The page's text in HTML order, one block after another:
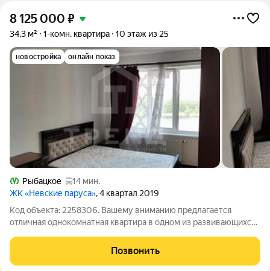
8 125 000 ₽
34,3 м² 1-комн. квартира 10 этаж из 25
новостройка онлайн показ
Рыбацкое
14 мин.
ЖК «Невские паруса», 4 квартал 2019
Код объекта: 2258306. Вашему вниманию предлагается
отличная однокомнатная квартира в одном из развивающихся
расположена на десятом этаже 25-этажного кирпично-
монолитного дома, построенного в 2019
Позвонить